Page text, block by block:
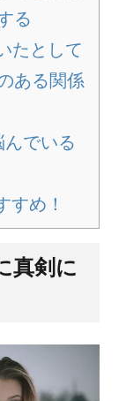
る
たとして
ある関係
んでいる
すめ！
真剣に